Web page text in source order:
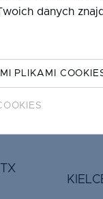
danych
PLIKAMI